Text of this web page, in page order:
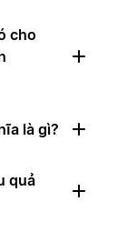
cho
là gì?
quả